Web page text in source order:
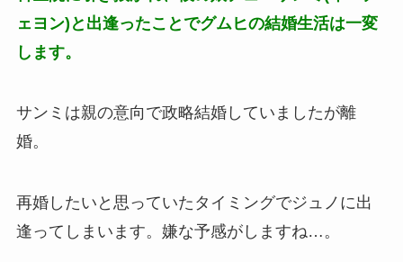
ェヨン)と出逢ったことでグムヒの結婚生活は一変
します。
サンミは親の意向で政略結婚していましたが離
婚。
再婚したいと思っていたタイミングでジュノに出
逢ってしまいます。嫌な予感がしますね…。